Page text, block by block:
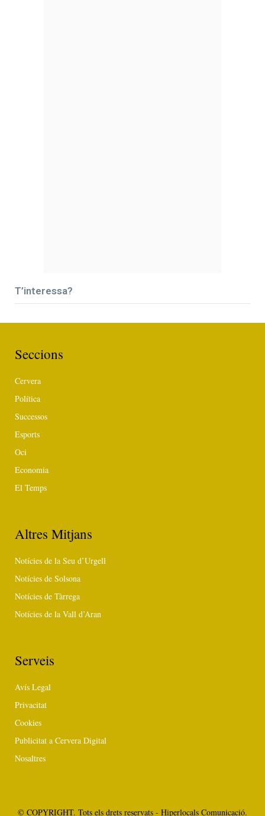
T’interessa?
Seccions
Cervera
Política
Successos
Esports
Oci
Economia
El Temps
Altres Mitjans
Notícies de la Seu d’Urgell
Notícies de Solsona
Notícies de Tàrrega
Notícies de la Vall d’Aran
Serveis
Avís Legal
Privacitat
Cookies
Publicitat a Cervera Digital
Nosaltres
© COPYRIGHT. Tots els drets reservats - Hiperlocals Comunicació.